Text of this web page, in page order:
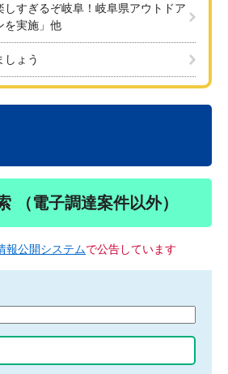
しすぎるぞ岐阜！岐阜県アウトドア
を実施」他
しょう
（電子調達案件以外）
報公開システムで公告しています